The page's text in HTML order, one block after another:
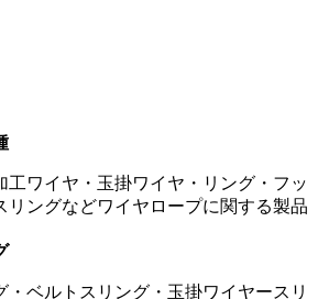
工ワイヤ・玉掛ワイヤ・リング・フッ
リングなどワイヤロープに関する製品
・ベルトスリング・玉掛ワイヤースリ